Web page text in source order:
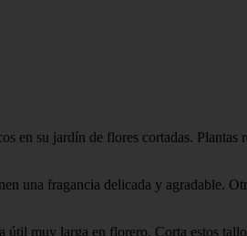
en su jardín de flores cortadas.
una fragancia delicada y agradable.
muy larga en florero. Corta estos